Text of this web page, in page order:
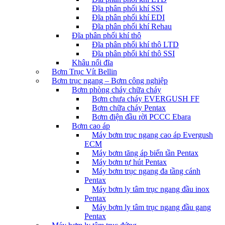
Đĩa phân phối khí SSI
Đĩa phân phối khí EDI
Đĩa phân phối khí Rehau
Đĩa phân phối khí thô
Đĩa phân phối khí thô LTD
Đĩa phân phối khí thô SSI
Khâu nối đĩa
Bơm Trục Vít Bellin
Bơm trục ngang – Bơm công nghiệp
Bơm phòng cháy chữa cháy
Bơm chưa cháy EVERGUSH FF
Bơm chữa cháy Pentax
Bơm điện đầu rời PCCC Ebara
Bơm cao áp
Máy bơm trục ngang cao áp Evergush
ECM
Máy bơm tăng áp biến tần Pentax
Máy bơm tự hút Pentax
Máy bơm trục ngang đa tầng cánh
Pentax
Máy bơm ly tâm trục ngang đầu inox
Pentax
Máy bơm ly tâm trục ngang đầu gang
Pentax